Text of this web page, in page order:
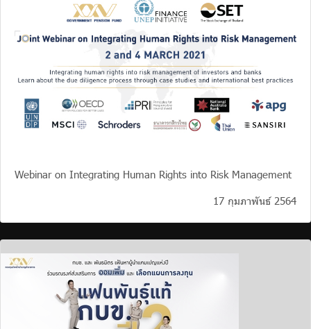
Webinar on Integrating Human Rights into Risk Management
17 กุมภาพันธ์ 2564